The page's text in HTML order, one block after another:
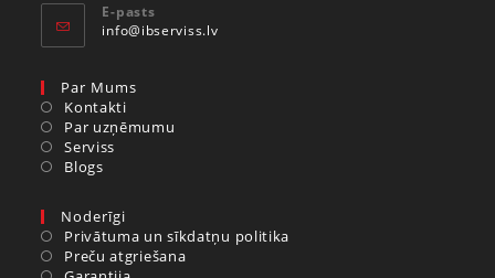
E-pasts
info@ibserviss.lv
Par Mums
Kontakti
Par uzņēmumu
Serviss
Blogs
Noderīgi
Privātuma un sīkdatņu politika
Preču atgriešana